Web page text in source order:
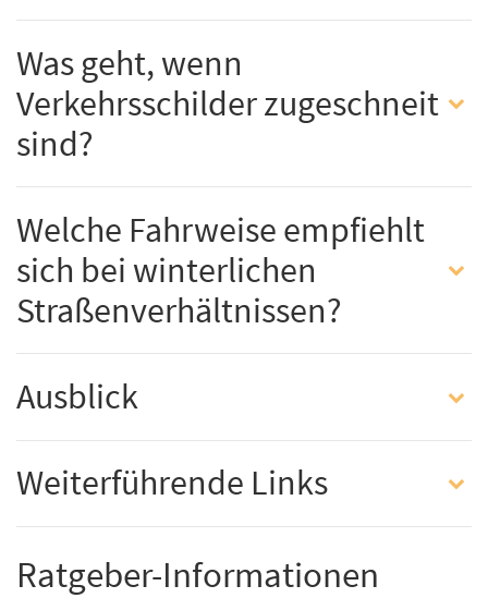
Was geht, wenn
Verkehrsschilder zugeschneit
sind?
Welche Fahrweise empfiehlt
sich bei winterlichen
Straßenverhältnissen?
Ausblick
Weiterführende Links
Ratgeber-Informationen